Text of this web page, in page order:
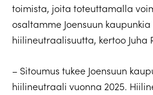
toimista, joita toteuttamalla
osaltamme Joensuun kaupunkia
hiilineutraalisuutta, kertoo Juha
– Sitoumus tukee Joensuun
hiilineutraali vuonna 2025.